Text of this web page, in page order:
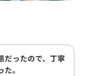
だったので、丁寧
。